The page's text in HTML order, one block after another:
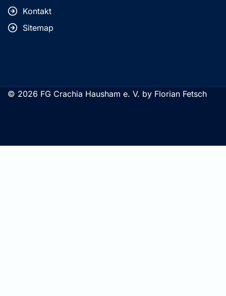
Kontakt
Sitemap
© 2026 FG Crachia Hausham e. V. by Florian Fetsch